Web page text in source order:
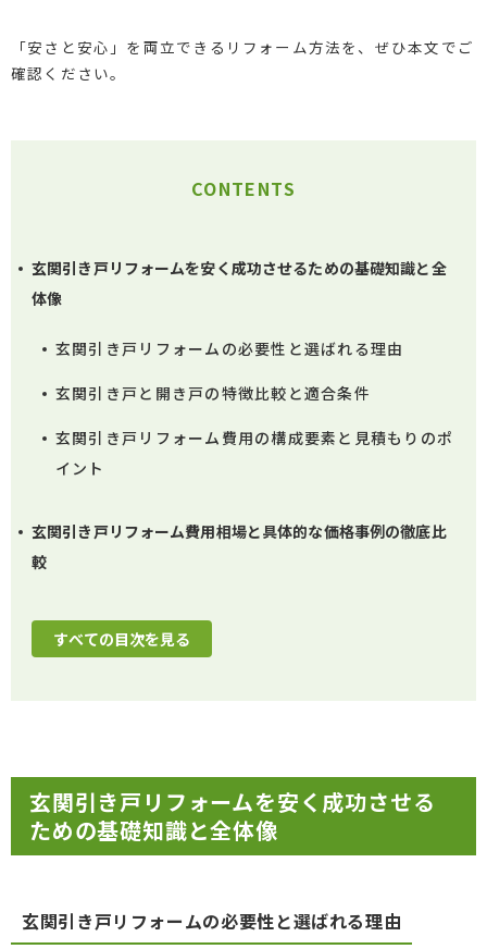
「安さと安心」を両立できるリフォーム方法を、ぜひ本文でご
確認ください。
CONTENTS
玄関引き戸リフォームを安く成功させるための基礎知識と全
体像
玄関引き戸リフォームの必要性と選ばれる理由
玄関引き戸と開き戸の特徴比較と適合条件
玄関引き戸リフォーム費用の構成要素と見積もりのポ
イント
玄関引き戸リフォーム費用相場と具体的な価格事例の徹底比
較
すべての目次を見る
玄関引き戸リフォームを安く成功させる
ための基礎知識と全体像
玄関引き戸リフォームの必要性と選ばれる理由